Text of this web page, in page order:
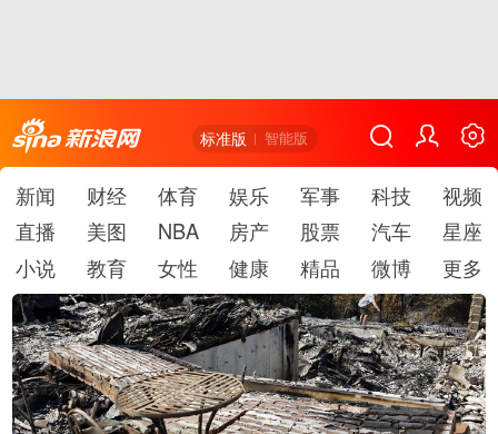
标准版 智能版
新闻 财经 体育 娱乐 军事 科技
视频
直播
美图 NBA 房产 股票 汽车
星座
小说
教育 女性 健康 精品 微博 更多